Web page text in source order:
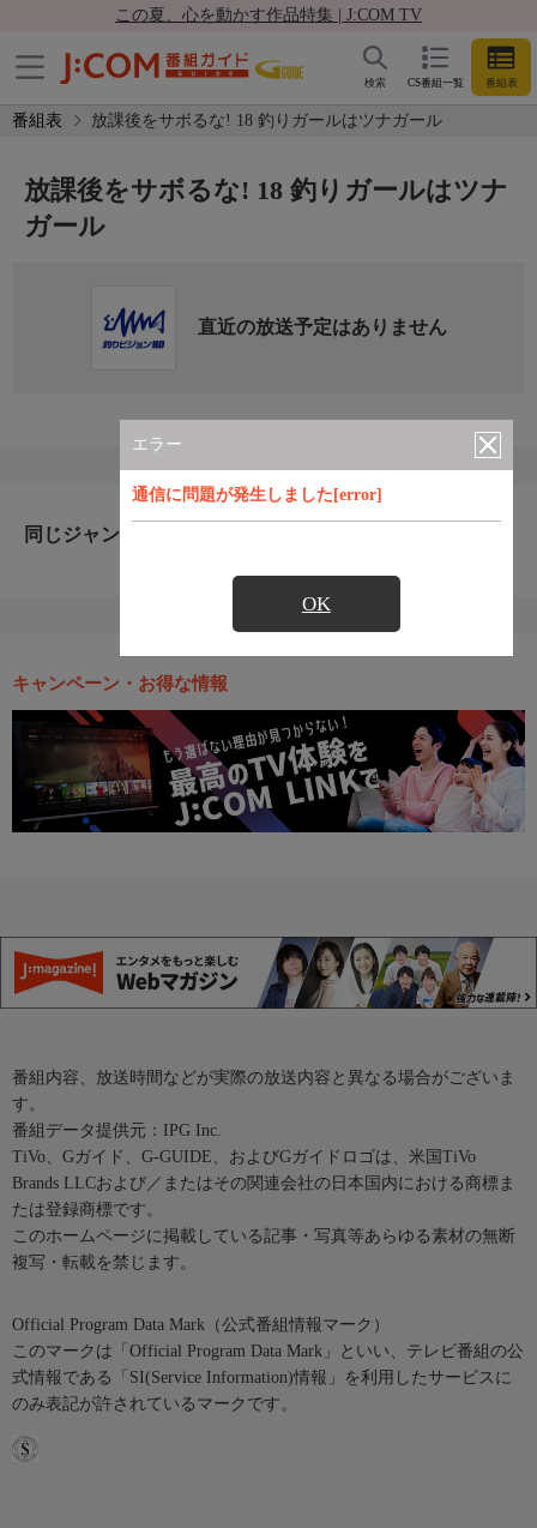
この夏、心を動かす作品特集 | J:COM TV
CS番組一覧 番組表
検索
番組表 放課後をサボるな! 18 釣りガールはツナガール
エラー
通信に問題が発生しました[error]
OK
放課後をサボるな! 18 釣りガールはツナ
ガール
直近の放送予定はありません
同じジャンルのおすすめ番組
キャンペーン・お得な情報
番組内容、放送時間などが実際の放送内容と異なる場合がございま
す。
番組データ提供元：IPG Inc.
TiVo、Gガイド、G-GUIDE、およびGガイドロゴは、米国TiVo
Brands LLCおよび／またはその関連会社の日本国内における商標ま
たは登録商標です。
このホームページに掲載している記事・写真等あらゆる素材の無断
複写・転載を禁じます。
Official Program Data Mark（公式番組情報マーク）
このマークは「Official Program Data Mark」といい、テレビ番組の公
式情報である「SI(Service Information)情報」を利用したサービスに
のみ表記が許されているマークです。